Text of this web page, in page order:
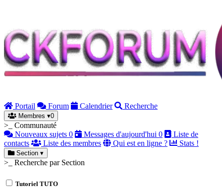
Portail Forum Calendrier Recherche
Membres ▾0
>_ Communauté
Nouveaux sujets 0 Messages d'aujourd'hui 0
Liste de
contacts
Liste des membres Qui est en ligne ? Stats !
Section ▾
>_ Recherche par Section
Tutoriel TUTO